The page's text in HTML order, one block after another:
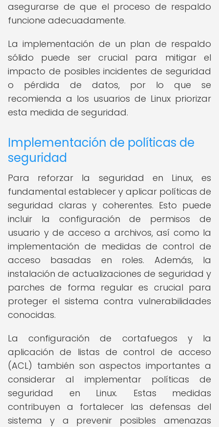
asegurarse de que el proceso de respaldo
funcione adecuadamente.
La implementación de un plan de respaldo
sólido puede ser crucial para mitigar el
impacto de posibles incidentes de seguridad
o pérdida de datos, por lo que se
recomienda a los usuarios de Linux priorizar
esta medida de seguridad.
Implementación de políticas de
seguridad
Para reforzar la seguridad en Linux, es
fundamental establecer y aplicar políticas de
seguridad claras y coherentes. Esto puede
incluir la configuración de permisos de
usuario y de acceso a archivos, así como la
implementación de medidas de control de
acceso basadas en roles. Además, la
instalación de actualizaciones de seguridad y
parches de forma regular es crucial para
proteger el sistema contra vulnerabilidades
conocidas.
La configuración de cortafuegos y la
aplicación de listas de control de acceso
(ACL) también son aspectos importantes a
considerar al implementar políticas de
seguridad en Linux. Estas medidas
contribuyen a fortalecer las defensas del
sistema y a prevenir posibles amenazas